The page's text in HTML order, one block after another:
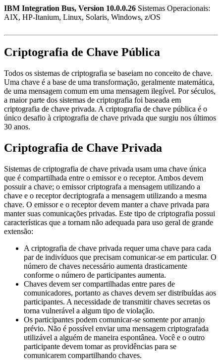
IBM Integration Bus, Version 10.0.0.26 Sistemas Operacionais:
AIX, HP-Itanium, Linux, Solaris, Windows, z/OS
Criptografia de Chave Pública
Todos os sistemas de criptografia se baseiam no conceito de chave.
Uma chave é a base de uma transformação, geralmente matemática,
de uma mensagem comum em uma mensagem ilegível. Por séculos,
a maior parte dos sistemas de criptografia foi baseada em
criptografia de chave privada. A criptografia de chave pública é o
único desafio à criptografia de chave privada que surgiu nos últimos
30 anos.
Criptografia de Chave Privada
Sistemas de criptografia de chave privada usam uma chave única
que é compartilhada entre o emissor e o receptor. Ambos devem
possuir a chave; o emissor criptografa a mensagem utilizando a
chave e o receptor decriptografa a mensagem utilizando a mesma
chave. O emissor e o receptor devem manter a chave privada para
manter suas comunicações privadas. Este tipo de criptografia possui
características que a tornam não adequada para uso geral de grande
extensão:
A criptografia de chave privada requer uma chave para cada
par de indivíduos que precisam comunicar-se em particular. O
número de chaves necessário aumenta drasticamente
conforme o número de participantes aumenta.
Chaves devem ser compartilhadas entre pares de
comunicadores, portanto as chaves devem ser distribuídas aos
participantes. A necessidade de transmitir chaves secretas os
torna vulnerável a algum tipo de violação.
Os participantes podem comunicar-se somente por arranjo
prévio. Não é possível enviar uma mensagem criptografada
utilizável a alguém de maneira espontânea. Você e o outro
participante devem tomar as providências para se
comunicarem compartilhando chaves.